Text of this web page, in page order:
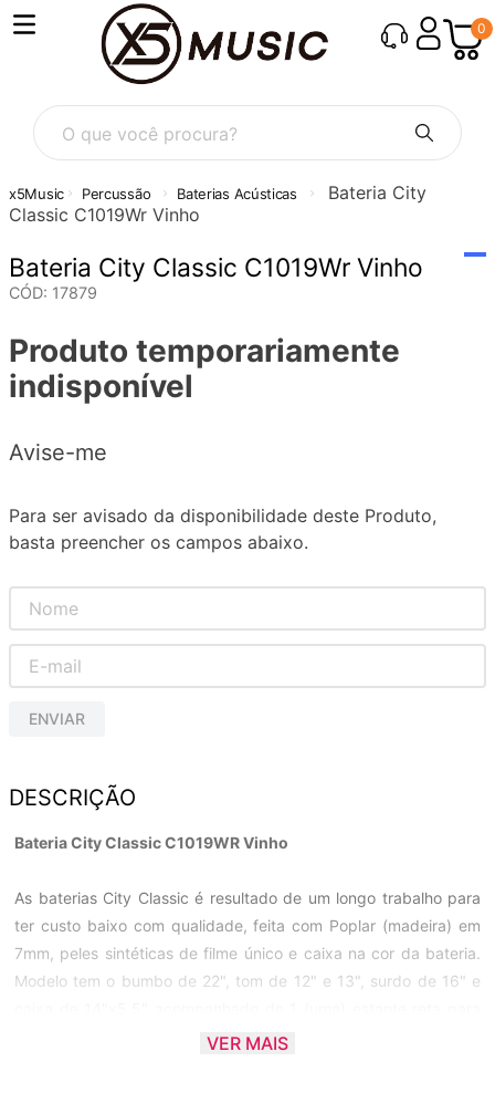
0
O que você procura?
Percussão Baterias Acústicas
Bateria City
Classic C1019Wr Vinho
Bateria City Classic C1019Wr Vinho
CÓD: 17879
Produto temporariamente
indisponível
Avise-me
Para ser avisado da disponibilidade deste Produto,
basta preencher os campos abaixo.
ENVIAR
DESCRIÇÃO
Bateria City Classic C1019WR Vinho
As baterias City Classic é resultado de um longo trabalho para
ter custo baixo com qualidade, feita com Poplar (madeira) em
7mm, peles sintéticas de filme único e caixa na cor da bateria.
Modelo tem o bumbo de 22", tom de 12" e 13", surdo de 16" e
prato, 1 (uma) maquina de chimbal, pratos (Ataque e chimbal) ,1
VER MAIS